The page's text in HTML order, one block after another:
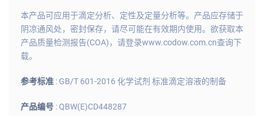
本产品可应用于滴定分析、定性及定量分析等。产品应存储于
阴凉通风处，密封保存，请尽可能在有效期内使用。欲获取本
产品质量检测报告(COA)，请登录www.codow.com.cn查询下
载。
参考标准 : GB/T 601-2016 化学试剂 标准滴定溶液的制备
产品编号 : QBW(E)CD448287